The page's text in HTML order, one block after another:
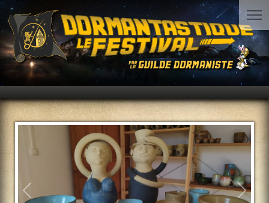
Précédent